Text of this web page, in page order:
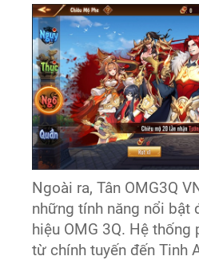
Ngoài ra, Tân OMG3Q
những tính năng nổi bật
hiệu OMG 3Q. Hệ thống
từ chính tuyến đến Tinh